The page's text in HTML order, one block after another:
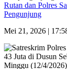
Rutan dan Polres
Pengunjung
Mei 21, 2026 |